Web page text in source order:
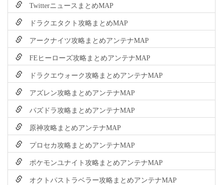
TwitterニュースまとめMAP
ドラクエタクト攻略まとめMAP
アークナイツ攻略まとめアンテナMAP
FEヒーローズ攻略まとめアンテナMAP
ドラクエウォーク攻略まとめアンテナMAP
アズレン攻略まとめアンテナMAP
パズドラ攻略まとめアンテナMAP
原神攻略まとめアンテナMAP
プロセカ攻略まとめアンテナMAP
ポケモンユナイト攻略まとめアンテナMAP
オクトパストラベラー攻略まとめアンテナMAP